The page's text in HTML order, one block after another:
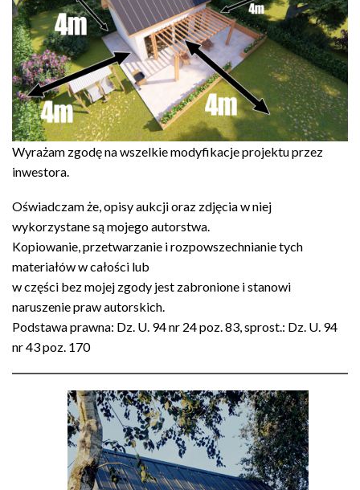
Wyrażam zgodę na wszelkie modyfikacje projektu przez
inwestora.
Oświadczam że, opisy aukcji oraz zdjęcia w niej
wykorzystane są mojego autorstwa.
Kopiowanie, przetwarzanie i rozpowszechnianie tych
materiałów w całości lub
w części bez mojej zgody jest zabronione i stanowi
naruszenie praw autorskich.
Podstawa prawna: Dz. U. 94 nr 24 poz. 83, sprost.: Dz. U. 94
nr 43 poz. 170